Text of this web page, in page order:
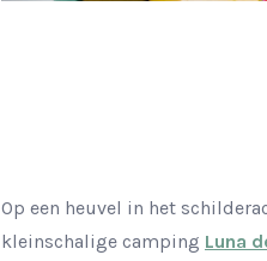
Op een heuvel in het
kleinschalige camping Luna